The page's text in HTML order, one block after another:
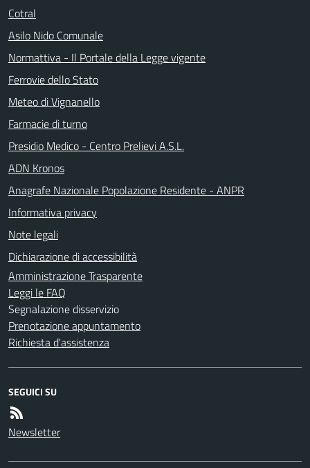
Cotral
Asilo Nido Comunale
Normattiva - Il Portale della Legge vigente
Ferrovie dello Stato
Meteo di Vignanello
Farmacie di turno
Presidio Medico - Centro Prelievi A.S.L.
ADN Kronos
Anagrafe Nazionale Popolazione Residente - ANPR
Informativa privacy
Note legali
Dichiarazione di accessibilità
Amministrazione Trasparente
Leggi le FAQ
Segnalazione disservizio
Prenotazione appuntamento
Richiesta d'assistenza
SEGUICI SU
Newsletter